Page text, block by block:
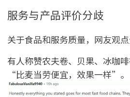
服务与产品评价分歧
关于食品和服务质量，网友观点
有人称赞农夫卷、贝果、冰咖啡
“比麦当劳便宜，效果一样”。